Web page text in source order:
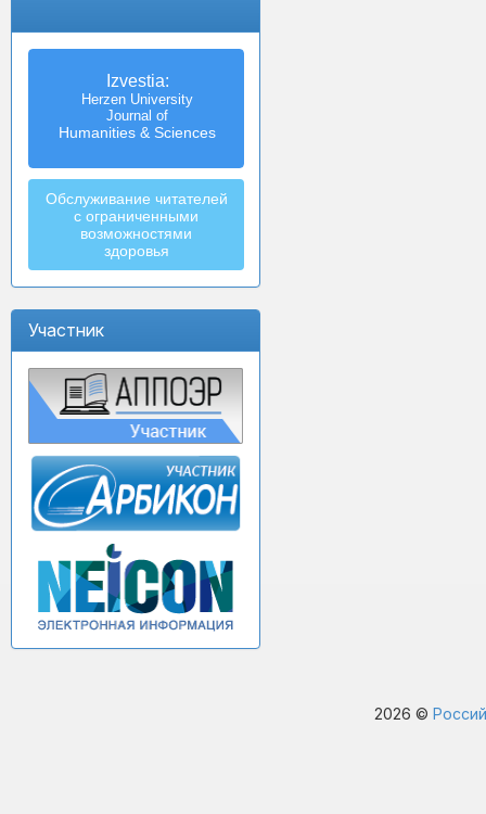
Izvestia:
Herzen University
Journal of
Humanities & Sciences
Обслуживание читателей
с ограниченными
возможностями
здоровья
Участник
2026 ©